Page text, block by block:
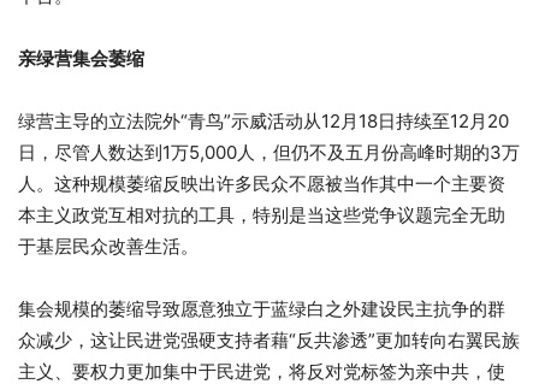
亲绿营集会萎缩
绿营主导的立法院外“青鸟”示威活动从12月18日持续至12月20
日，尽管人数达到1万5,000人，但仍不及五月份高峰时期的3万
人。这种规模萎缩反映出许多民众不愿被当作其中一个主要资
本主义政党互相对抗的工具，特别是当这些党争议题完全无助
于基层民众改善生活。
集会规模的萎缩导致愿意独立于蓝绿白之外建设民主抗争的群
众减少，这让民进党强硬支持者藉“反共渗透”更加转向右翼民族
主义、要权力更加集中于民进党，将反对党标签为亲中共，使